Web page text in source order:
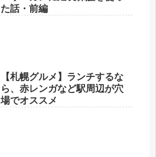
た話・前編
【札幌グルメ】ランチするな
ら、赤レンガなど駅周辺が穴
場でオススメ